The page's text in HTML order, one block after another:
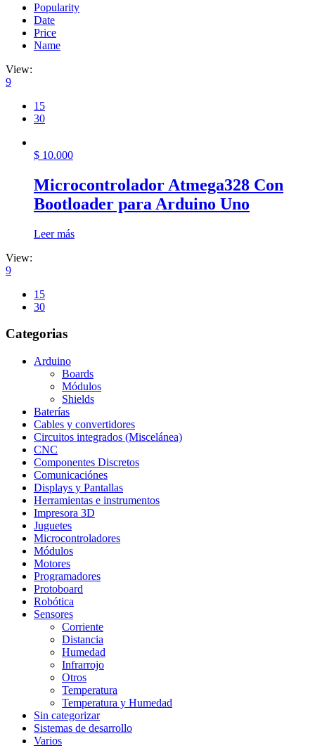
Popularity
Date
Price
Name
View:
9
15
30
$ 10.000
Microcontrolador Atmega328 Con
Bootloader para Arduino Uno
Leer más
View:
9
15
30
Categorias
Arduino
Boards
Módulos
Shields
Baterías
Cables y convertidores
Circuitos integrados (Miscelánea)
CNC
Componentes Discretos
Comunicaciónes
Displays y Pantallas
Herramientas e instrumentos
Impresora 3D
Juguetes
Microcontroladores
Módulos
Motores
Programadores
Protoboard
Robótica
Sensores
Corriente
Distancia
Humedad
Infrarrojo
Otros
Temperatura
Temperatura y Humedad
Sin categorizar
Sistemas de desarrollo
Varios